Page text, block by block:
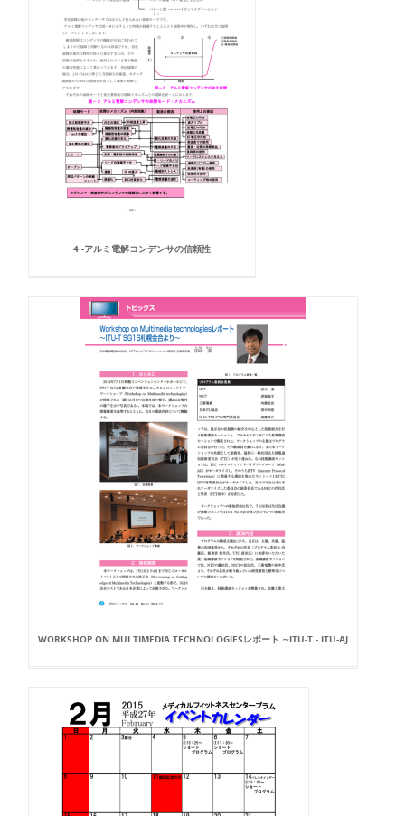
4 -アルミ電解コンデンサの信頼性
WORKSHOP ON MULTIMEDIA TECHNOLOGIESレポート ∼ITU-T - ITU-AJ